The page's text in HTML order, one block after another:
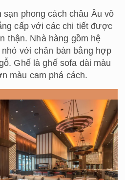
sạn phong cách châu Âu vô
cấp với các chi tiết được
thận. Nhà hàng gồm hệ
với chân bàn bằng hợp
Ghế là ghế sofa dài màu
màu cam phá cách.